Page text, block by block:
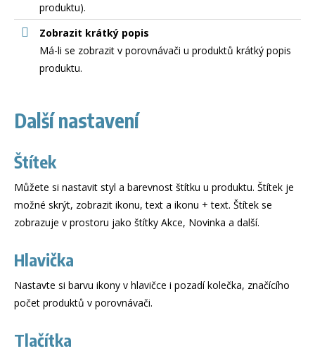
produktu).
Zobrazit krátký popis
Má-li se zobrazit v porovnávači u produktů krátký popis
produktu.
Další nastavení
Štítek
Můžete si nastavit styl a barevnost štítku u produktu. Štítek je
možné skrýt, zobrazit ikonu, text a ikonu + text. Štítek se
zobrazuje v prostoru jako štítky Akce, Novinka a další.
Hlavička
Nastavte si barvu ikony v hlavičce i pozadí kolečka, značícího
počet produktů v porovnávači.
Tlačítka